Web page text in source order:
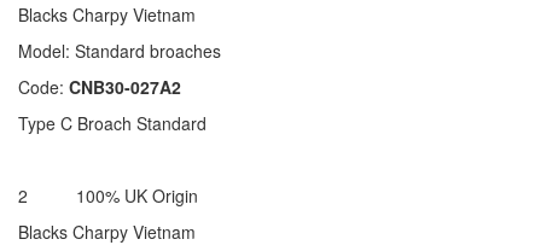
Blacks Charpy Vietnam
Model: Standard broaches
Code: CNB30-027A2
Type C Broach Standard
2 100% UK Origin
Blacks Charpy Vietnam